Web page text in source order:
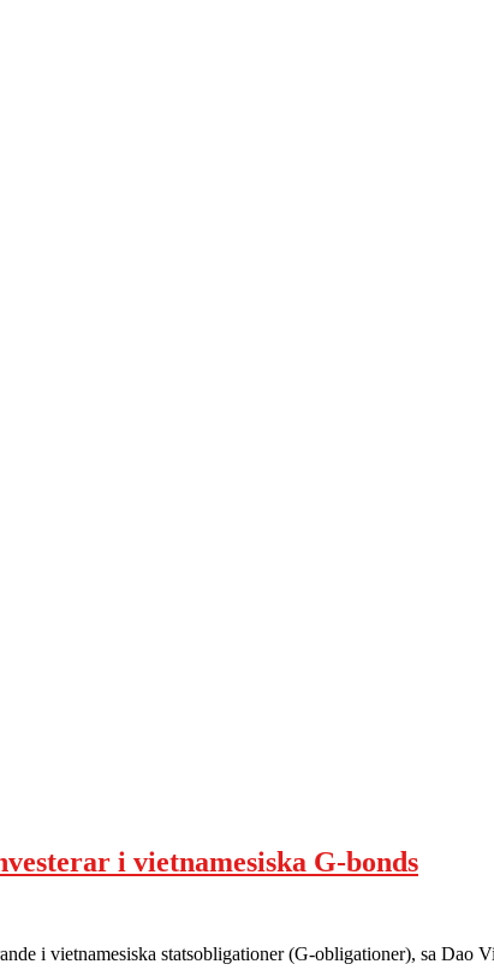
i vietnamesiska G-bonds
i vietnamesiska statsobligationer (G-obligationer), sa